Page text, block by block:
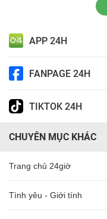
APP 24H
FANPAGE 24H
TIKTOK 24H
CHUYÊN MỤC KHÁC
Trang chủ 24giờ
Tình yêu - Giới tính